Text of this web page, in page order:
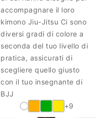
accompagnare il loro
kimono Jiu-Jitsu Ci sono
diversi gradi di colore a
seconda del tuo livello di
pratica, assicurati di
scegliere quello giusto
con il tuo insegnante di
BJJ
+9